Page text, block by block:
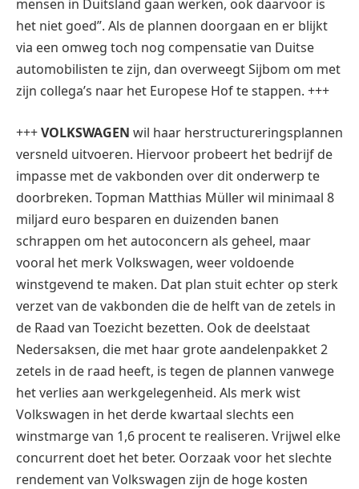
mensen in Duitsland gaan werken, ook daarvoor is
het niet goed”. Als de plannen doorgaan en er blijkt
via een omweg toch nog compensatie van Duitse
automobilisten te zijn, dan overweegt Sijbom om met
zijn collega’s naar het Europese Hof te stappen. +++
+++VOLKSWAGEN wil haar herstructureringsplannen
versneld uitvoeren. Hiervoor probeert het bedrijf de
impasse met de vakbonden over dit onderwerp te
doorbreken. Topman Matthias Müller wil minimaal 8
miljard euro besparen en duizenden banen
schrappen om het autoconcern als geheel, maar
vooral het merk Volkswagen, weer voldoende
winstgevend te maken. Dat plan stuit echter op sterk
verzet van de vakbonden die de helft van de zetels in
de Raad van Toezicht bezetten. Ook de deelstaat
Nedersaksen, die met haar grote aandelenpakket 2
zetels in de raad heeft, is tegen de plannen vanwege
het verlies aan werkgelegenheid. Als merk wist
Volkswagen in het derde kwartaal slechts een
winstmarge van 1,6 procent te realiseren. Vrijwel elke
concurrent doet het beter. Oorzaak voor het slechte
rendement van Volkswagen zijn de hoge kosten